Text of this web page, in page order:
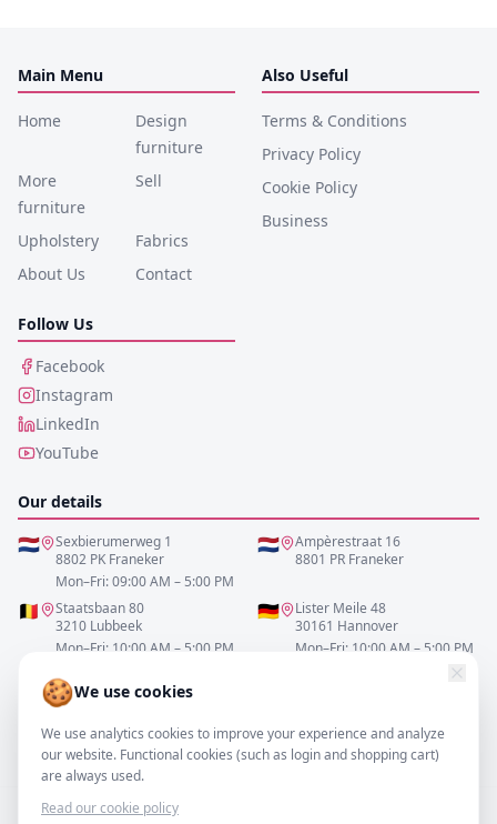
🍪We use cookies
We use analytics cookies to improve your experience and analyze
our website. Functional cookies (such as login and shopping cart)
are always used.
Read our cookie policy
Main Menu
Home
Design
furniture
More
furniture
Sell
Upholstery
Fabrics
About Us
Contact
Also Useful
Terms & Conditions
Privacy Policy
Cookie Policy
Business
Follow Us
Facebook
Instagram
LinkedIn
YouTube
Our details
🇳🇱
Sexbierumerweg 1
8802 PK Franeker
Mon–Fri: 09:00 AM – 5:00 PM
🇳🇱
Ampèrestraat 16
8801 PR Franeker
🇧🇪
Staatsbaan 80
3210 Lubbeek
Mon–Fri: 10:00 AM – 5:00 PM
🇩🇪
Lister Meile 48
30161 Hannover
Mon–Fri: 10:00 AM – 5:00 PM
0517-700521
info@resofa.nl